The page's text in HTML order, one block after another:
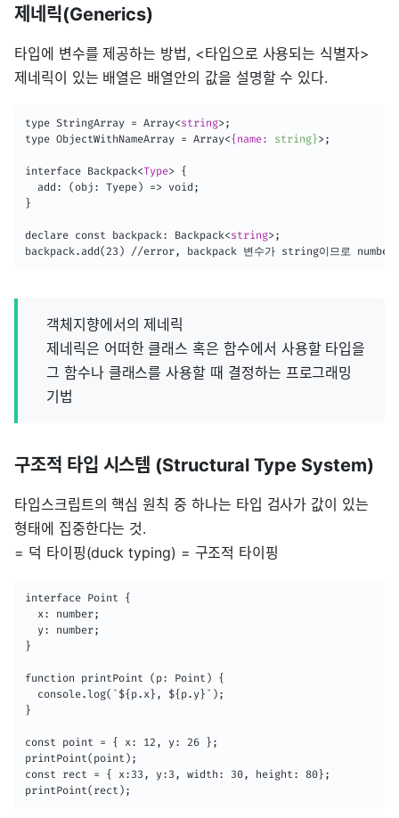
제네릭(Generics)
타입에 변수를 제공하는 방법, <타입으로 사용되는 식별자>
제네릭이 있는 배열은 배열안의 값을 설명할 수 있다.
type StringArray = Array<string>;
type ObjectWithNameArray = Array<{name: string}>;
interface Backpack<Type> {
  add: (obj: Tyepe) => void;
}
declare const backpack: Backpack<string>;
backpack.add(23) //error, backpack 변수가 string이므로 number
객체지향에서의 제네릭
제네릭은 어떠한 클래스 혹은 함수에서 사용할 타입을
그 함수나 클래스를 사용할 때 결정하는 프로그래밍
기법
구조적 타입 시스템 (Structural Type System)
타입스크립트의 핵심 원칙 중 하나는 타입 검사가 값이 있는
형태에 집중한다는 것.
= 덕 타이핑(duck typing) = 구조적 타이핑
interface Point {
  x: number;
  y: number;
}
function printPoint (p: Point) {
  console.log(`${p.x}, ${p.y}`);
}
const point = { x: 12, y: 26 };
printPoint(point);
const rect = { x:33, y:3, width: 30, height: 80};
printPoint(rect);